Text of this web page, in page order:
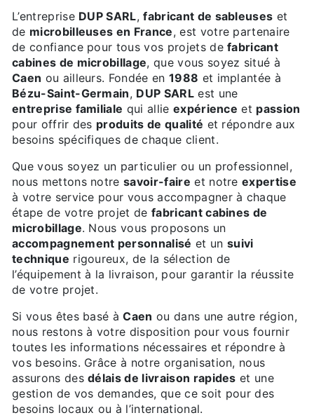
L’entreprise DUP SARL,fabricant de sableuses et
de microbilleuses en France, est votre partenaire
de confiance pour tous vos projets defabricant
cabines de microbillage, que vous soyez situé à
Caen ou ailleurs. Fondée en 1988 et implantée à
Bézu-Saint-Germain, DUP SARLest une
entreprise familiale qui allie expérience et passion
pour offrir des produits de qualité et répondre aux
besoins spécifiques de chaque client.
Que vous soyez un particulier ou un professionnel,
nous mettons notresavoir-faire et notreexpertise
à votre service pour vous accompagner à chaque
étape de votre projet defabricant cabines de
microbillage. Nous vous proposons un
accompagnement personnalisé et un suivi
technique rigoureux, de la sélection de
l’équipement à la livraison, pour garantir la réussite
de votre projet.
Si vous êtes basé àCaen ou dans une autre région,
nous restons à votre disposition pour vous fournir
toutes les informations nécessaires et répondre à
vos besoins. Grâce à notre organisation, nous
assurons desdélais de livraison rapides et une
gestion de vos demandes, que ce soit pour des
besoins locaux ou à l’international.